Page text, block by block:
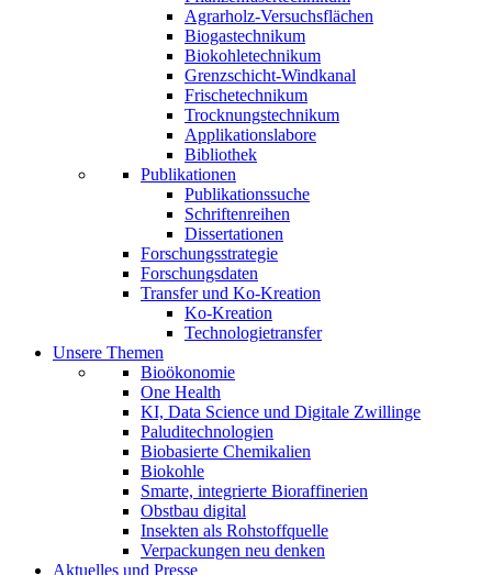
Agrarholz-Versuchsflächen
Biogastechnikum
Biokohletechnikum
Grenzschicht-Windkanal
Frischetechnikum
Trocknungstechnikum
Applikationslabore
Bibliothek
Publikationen
Publikationssuche
Schriftenreihen
Dissertationen
Forschungsstrategie
Forschungsdaten
Transfer und Ko-Kreation
Ko-Kreation
Technologietransfer
Unsere Themen
Bioökonomie
One Health
KI, Data Science und Digitale Zwillinge
Paluditechnologien
Biobasierte Chemikalien
Biokohle
Smarte, integrierte Bioraffinerien
Obstbau digital
Insekten als Rohstoffquelle
Verpackungen neu denken
Aktuelles und Presse